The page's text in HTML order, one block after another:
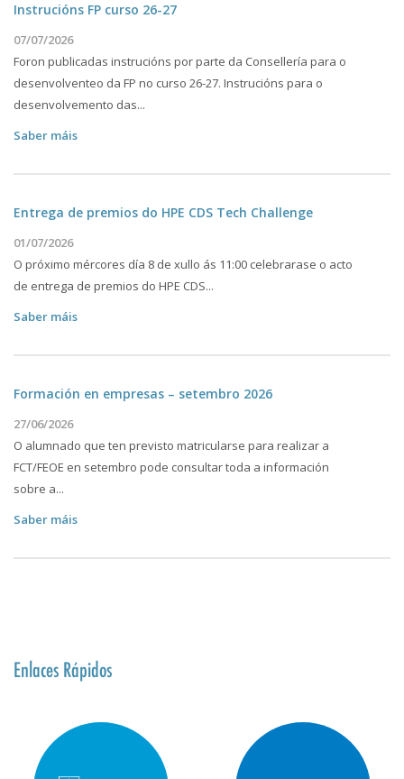
Instrucións FP curso 26-27
07/07/2026
Foron publicadas instrucións por parte da Consellería para o
desenvolventeo da FP no curso 26-27. Instrucións para o
desenvolvemento das...
Saber máis
Entrega de premios do HPE CDS Tech Challenge
01/07/2026
O próximo mércores día 8 de xullo ás 11:00 celebrarase o acto
de entrega de premios do HPE CDS...
Saber máis
Formación en empresas – setembro 2026
27/06/2026
O alumnado que ten previsto matricularse para realizar a
FCT/FEOE en setembro pode consultar toda a información
sobre a...
Saber máis
Enlaces Rápidos